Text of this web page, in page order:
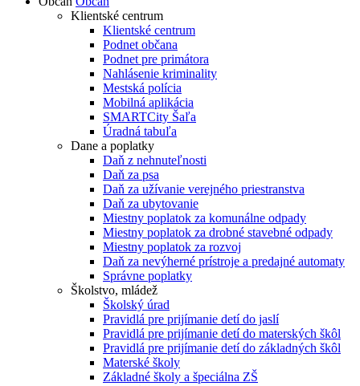
Klientské centrum
Klientské centrum
Podnet občana
Podnet pre primátora
Nahlásenie kriminality
Mestská polícia
Mobilná aplikácia
SMARTCity Šaľa
Úradná tabuľa
Dane a poplatky
Daň z nehnuteľnosti
Daň za psa
Daň za užívanie verejného priestranstva
Daň za ubytovanie
Miestny poplatok za komunálne odpady
Miestny poplatok za drobné stavebné odpady
Miestny poplatok za rozvoj
Daň za nevýherné prístroje a predajné automaty
Správne poplatky
Školstvo, mládež
Školský úrad
Pravidlá pre prijímanie detí do jaslí
Pravidlá pre prijímanie detí do materských škôl
Pravidlá pre prijímanie detí do základných škôl
Materské školy
Základné školy a špeciálna ZŠ